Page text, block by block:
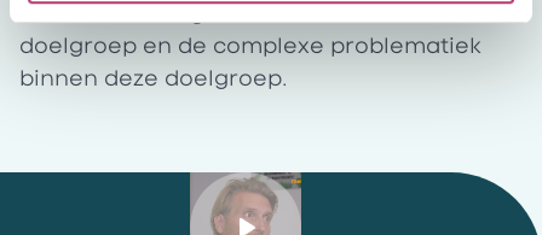
Je hebt ervaring en affiniteit met de
doelgroep en de complexe problematiek
binnen deze doelgroep.